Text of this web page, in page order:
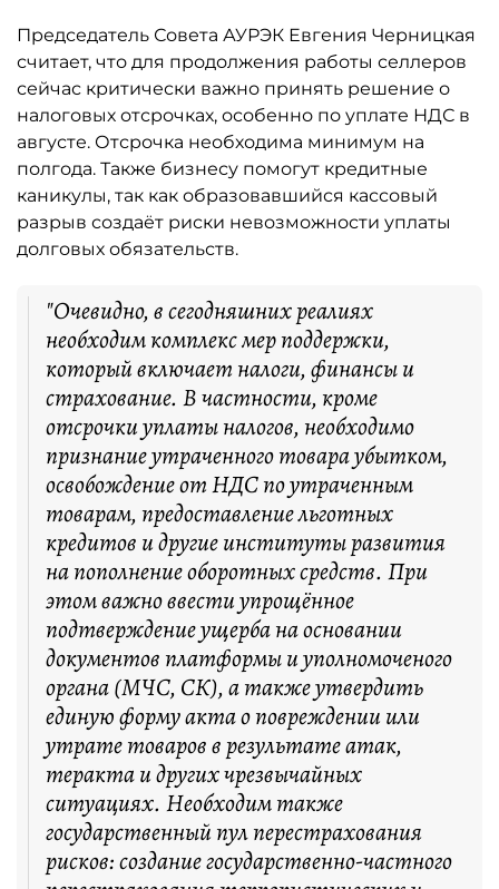
Председатель Совета АУРЭК Евгения Черницкая
считает, что для продолжения работы селлеров
сейчас критически важно принять решение о
налоговых отсрочках, особенно по уплате НДС в
августе. Отсрочка необходима минимум на
полгода. Также бизнесу помогут кредитные
каникулы, так как образовавшийся кассовый
разрыв создаёт риски невозможности уплаты
долговых обязательств.
"Очевидно, в сегодняшних реалиях
необходим комплекс мер поддержки,
который включает налоги, финансы и
страхование. В частности, кроме
отсрочки уплаты налогов, необходимо
признание утраченного товара убытком,
освобождение от НДС по утраченным
товарам, предоставление льготных
кредитов и другие институты развития
на пополнение оборотных средств. При
этом важно ввести упрощённое
подтверждение ущерба на основании
документов платформы и уполномоченого
органа (МЧС, СК), а также утвердить
единую форму акта о повреждении или
утрате товаров в результате атак,
теракта и других чрезвычайных
ситуациях. Необходим также
государственный пул перестрахования
рисков: создание государственно-частного